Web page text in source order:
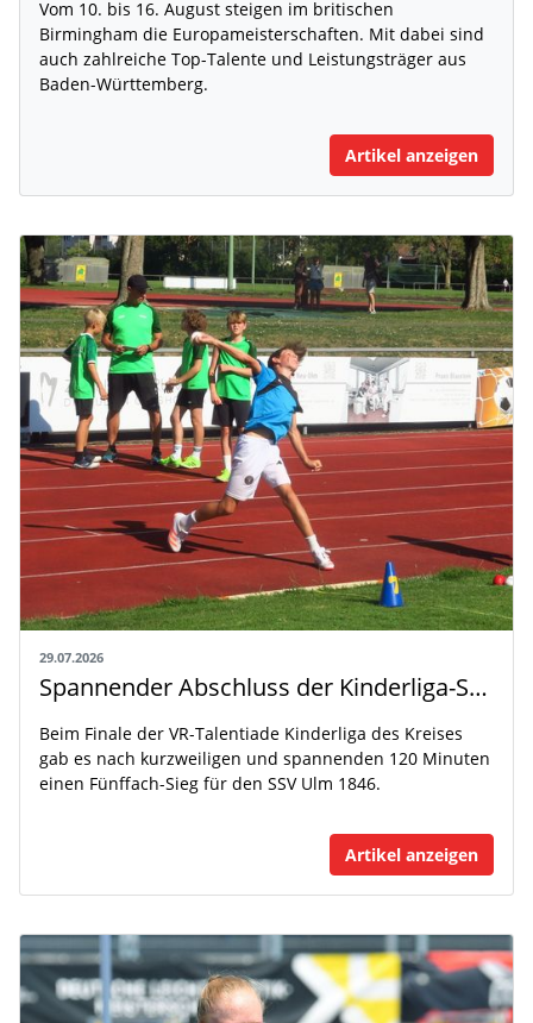
Vom 10. bis 16. August steigen im britischen
Birmingham die Europameisterschaften. Mit dabei sind
auch zahlreiche Top-Talente und Leistungsträger aus
Baden-Württemberg.
Artikel anzeigen
29.07.2026
Spannender Abschluss der Kinderliga-Saison
Beim Finale der VR-Talentiade Kinderliga des Kreises
gab es nach kurzweiligen und spannenden 120 Minuten
einen Fünffach-Sieg für den SSV Ulm 1846.
Artikel anzeigen